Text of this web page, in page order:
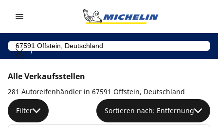
Alle Verkaufsstellen
281 Autoreifenhändler in 67591 Offstein, Deutschland
Filter Sortieren nach: Entfernung